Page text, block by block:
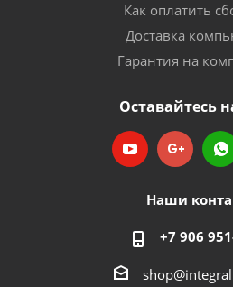
Как оплатить
Доставка
Гарантия на
Оставайтесь
Наши
+7 906